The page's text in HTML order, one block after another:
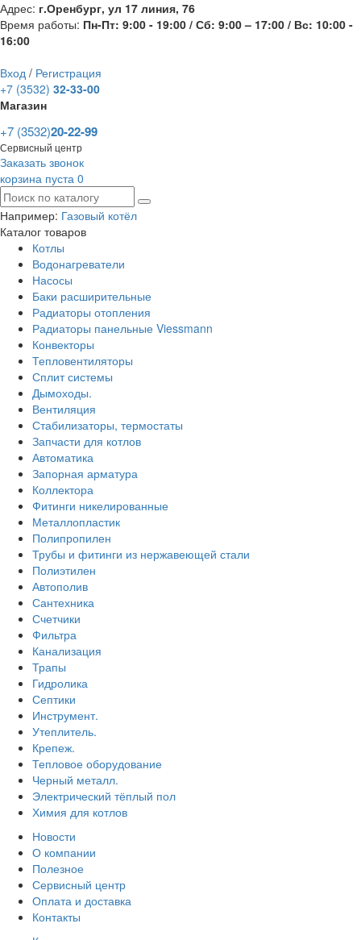
Адрес: г.Оренбург, ул 17 линия, 76
Время работы: Пн-Пт: 9:00 - 19:00 / Сб: 9:00 – 17:00 / Вс: 10:00 -
16:00
Вход / Регистрация
+7 (3532) 32-33-00
Магазин
+7 (3532)20-22-99
Сервисный центр
Заказать звонок
корзина пуста 0
Например: Газовый котёл
Каталог товаров
Котлы
Водонагреватели
Насосы
Баки расширительные
Радиаторы отопления
Радиаторы панельные Viessmann
Конвекторы
Тепловентиляторы
Сплит системы
Дымоходы.
Вентиляция
Стабилизаторы, термостаты
Запчасти для котлов
Автоматика
Запорная арматура
Коллектора
Фитинги никелированные
Металлопластик
Полипропилен
Трубы и фитинги из нержавеющей стали
Полиэтилен
Автополив
Сантехника
Счетчики
Фильтра
Канализация
Трапы
Гидролика
Септики
Инструмент.
Утеплитель.
Крепеж.
Тепловое оборудование
Черный металл.
Электрический тёплый пол
Химия для котлов
Новости
О компании
Полезное
Сервисный центр
Оплата и доставка
Контакты